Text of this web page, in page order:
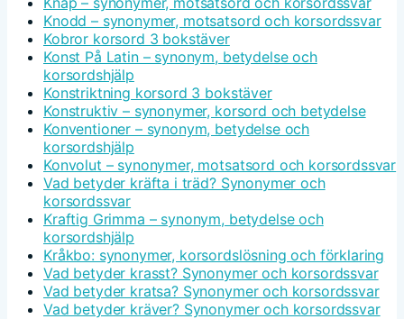
Knodd – synonymer, motsatsord och korsordssvar
Kobror korsord 3 bokstäver
Konst På Latin – synonym, betydelse och
korsordshjälp
Konstriktning korsord 3 bokstäver
Konstruktiv – synonymer, korsord och betydelse
Konventioner – synonym, betydelse och
korsordshjälp
Konvolut – synonymer, motsatsord och korsordssvar
Vad betyder kräfta i träd? Synonymer och
korsordssvar
Kraftig Grimma – synonym, betydelse och
korsordshjälp
Kråkbo: synonymer, korsordslösning och förklaring
Vad betyder krasst? Synonymer och korsordssvar
Vad betyder kratsa? Synonymer och korsordssvar
Vad betyder kräver? Synonymer och korsordssvar